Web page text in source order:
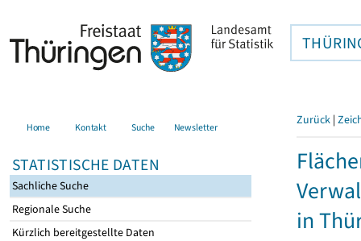
Home Kontakt Suche Newsletter
STATISTISCHE DATEN
Sachliche Suche
Regionale Suche
Kürzlich bereitgestellte Daten
Zurück |
in